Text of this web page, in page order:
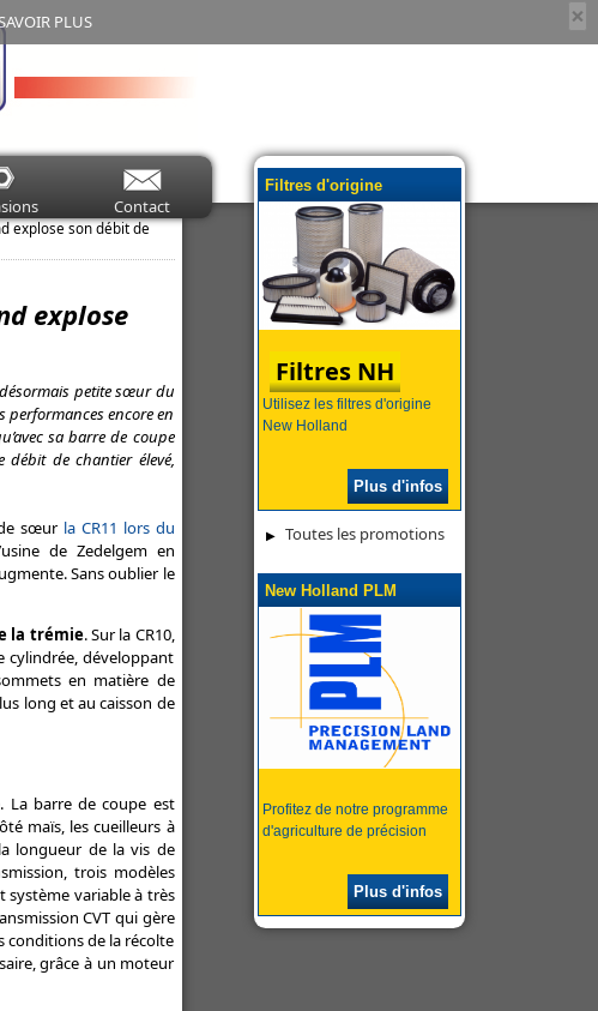
×
PLUS
Contact
explose son débit de
explose
petite sœur du
performances encore en
sa barre de coupe
de chantier élevé,
sœur la CR11 lors du
de Zedelgem en
Sans oublier le
la trémie. Sur la CR10,
cylindrée, développant
en matière de
long et au caisson de
La barre de coupe est
maïs, les cueilleurs à
longueur de la vis de
trois modèles
variable à très
CVT qui gère
conditions de la récolte
grâce à un moteur
Filtres d'origine
Utilisez les filtres d'origine
New Holland
Filtres NH
Plus d'infos
Toutes les promotions
New Holland PLM
Profitez de notre programme
d'agriculture de précision
Plus d'infos